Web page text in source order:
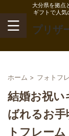
大分県を拠点
ギフトで人気
プリザ
ホーム > フォトフ
結婚お祝い
ばれるお
トフレーム